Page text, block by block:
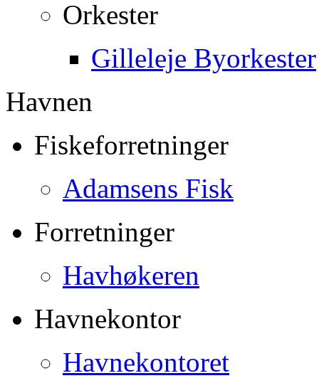
Orkester
Gilleleje Byorkester
Havnen
Fiskeforretninger
Adamsens Fisk
Forretninger
Havhøkeren
Havnekontor
Havnekontoret